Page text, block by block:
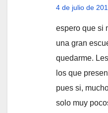
4 de julio de
espero que si
una gran
quedarme.
los que
pues si,
solo muy